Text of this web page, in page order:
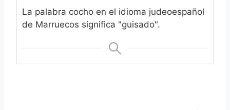
La palabra cocho en el idioma judeoespañol
de Marruecos significa "guisado".